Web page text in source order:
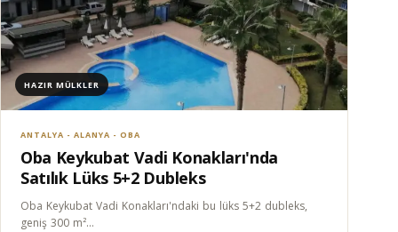
HAZIR MÜLKLER
ANTALYA - ALANYA - OBA
Oba Keykubat Vadi Konakları'nda
Satılık Lüks 5+2 Dubleks
Oba Keykubat Vadi Konakları'ndaki bu lüks 5+2 dubleks,
geniş 300 m²…